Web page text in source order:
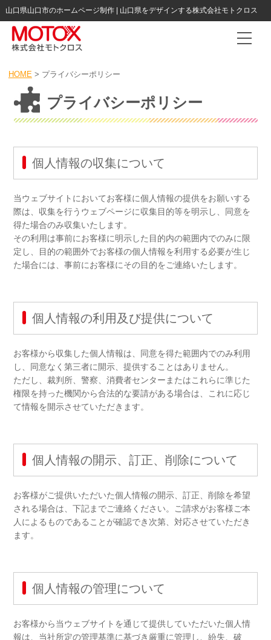
山口県山口市のホームページ制作 | 山口県をデザインする株式会社モトクロス
HOME> プライバシーポリシー
プライバシーポリシー
個人情報の収集について
当ウェブサイトにおいてお客様に個人情報の提供をお願いする
際は、収集を行うウェブページに収集目的等を明示し、同意を
得た場合のみ収集いたします。
その利用は事前にお客様に明示した目的内の範囲内でのみに限
定し、目的の範囲外でお客様の個人情報を利用する必要が生じ
た場合には、事前にお客様にその目的をご連絡いたします。
個人情報の利用及び提供について
お客様から収集した個人情報は、同意を得た範囲内でのみ利用
し、同意なく第三者に開示、提供することはありません。
ただし、裁判所、警察、消費者センターまたはこれらに準じた
権限を持った機関から合法的な要請がある場合は、これに応じ
て情報を開示させていただきます。
個人情報の開示、訂正、削除について
お客様がご提供いただいた個人情報の開示、訂正、削除を希望
される場合は、下記までご連絡ください。ご請求がお客様ご本
人によるものであることが確認でき次第、対応させていただき
ます。
個人情報の管理について
お客様から当ウェブサイトを通じて提供していただいた個人情
報は、当社所定の管理基準に基づき厳重に管理し、紛失、破